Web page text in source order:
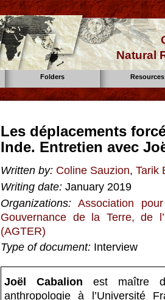
Natural
Folders Resources
Les déplacements
Inde. Entretien avec
Written by: Coline Sauzion, Tarik
Writing date: January 2019
Organizations: Association
Gouvernance de la Terre, de
(AGTER)
Type of document: Interview
Joël Cabalion est maître
anthropologie à l’Université